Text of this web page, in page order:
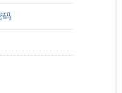
码